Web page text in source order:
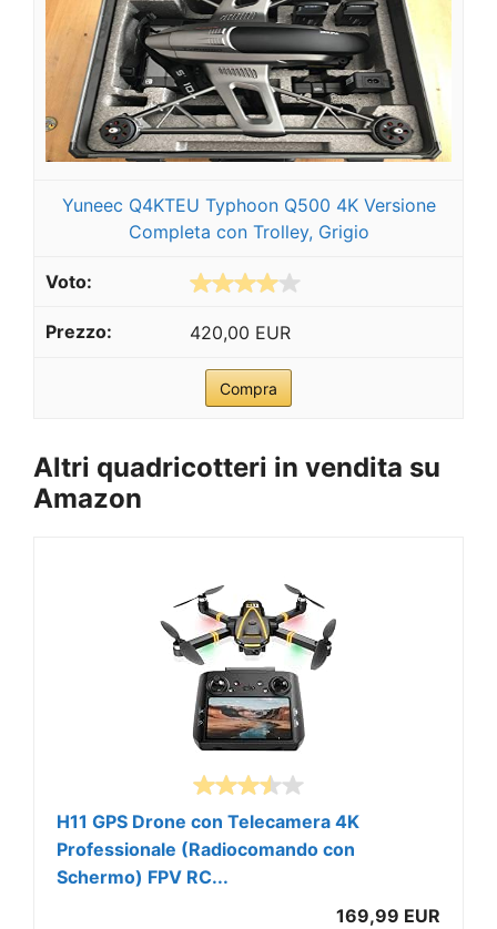
Yuneec Q4KTEU Typhoon Q500 4K Versione
Completa con Trolley, Grigio
420,00 EUR
Compra
Altri quadricotteri in vendita su
Amazon
H11 GPS Drone con Telecamera 4K
Professionale (Radiocomando con
Schermo) FPV RC...
169,99 EUR